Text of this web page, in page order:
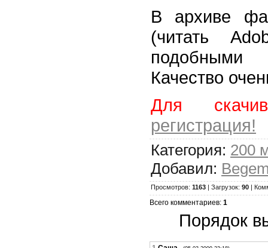
В архиве
(читать
Качество
Для
регистрация!
Категория: 200
Добавил:
Просмотров: 1163 | Загрузок: 90 |
Всего комментариев: 1
Порядок